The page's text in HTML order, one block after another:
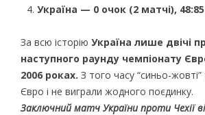
Україна — 0 очок (2 матчі), 48:85
За всю історію Україна лише двічі
наступного раунду чемпіонату
2006 роках. З того часу “синьо-жовті”
Євро і не виграли жодного поєдинку.
Заключний матч України проти Чехії